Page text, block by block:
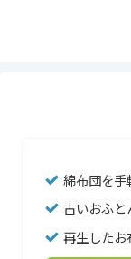
綿布団を
古いおふ
再生した